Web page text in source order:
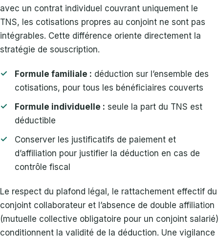
avec un contrat individuel couvrant uniquement le
TNS, les cotisations propres au conjoint ne sont pas
intégrables. Cette différence oriente directement la
stratégie de souscription.
Formule familiale : déduction sur l’ensemble des
cotisations, pour tous les bénéficiaires couverts
Formule individuelle : seule la part du TNS est
déductible
Conserver les justificatifs de paiement et
d’affiliation pour justifier la déduction en cas de
contrôle fiscal
Le respect du plafond légal, le rattachement effectif du
conjoint collaborateur et l’absence de double affiliation
(mutuelle collective obligatoire pour un conjoint salarié)
conditionnent la validité de la déduction. Une vigilance